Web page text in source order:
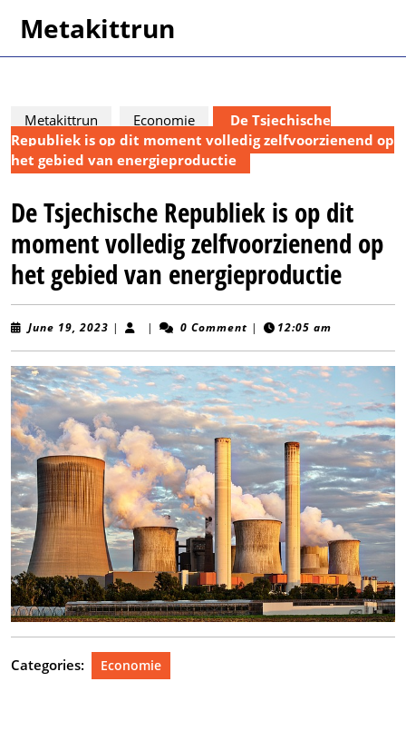
Metakittrun
Metakittrun Economie
De Tsjechische
Republiek is op dit moment volledig zelfvoorzienend op
het gebied van energieproductie
De Tsjechische Republiek is op dit
moment volledig zelfvoorzienend op
het gebied van energieproductie
June 19, 2023 June
| | 0 Comment | 12:05 am
Categories: Economie